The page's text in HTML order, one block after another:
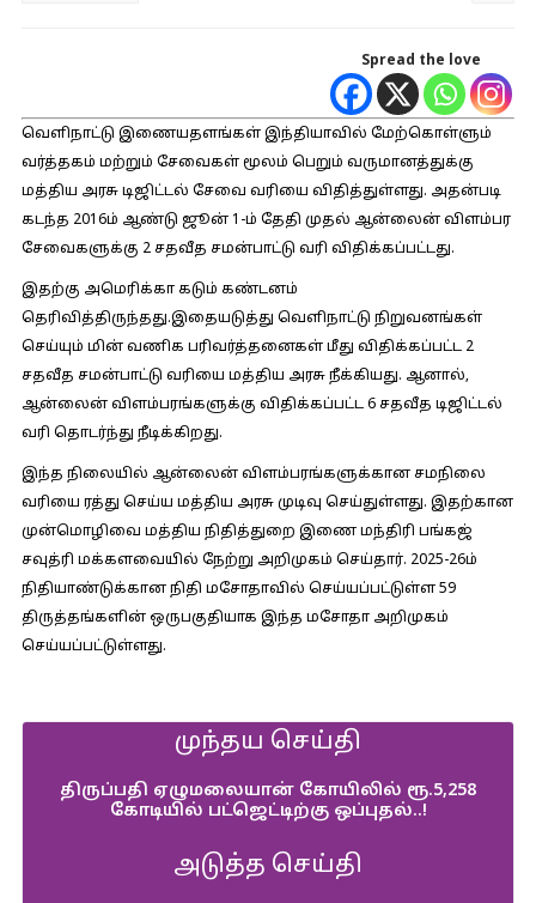
Spread the love
வௌிநாட்டு இணையதளங்கள் இந்தியாவில் மேற்கொள்ளும்
வர்த்தகம் மற்றும் சேவைகள் மூலம் பெறும் வருமானத்துக்கு
மத்திய அரசு டிஜிட்டல் சேவை வரியை விதித்துள்ளது. அதன்படி
கடந்த 2016ம் ஆண்டு ஜூன் 1-ம் தேதி முதல் ஆன்லைன் விளம்பர
சேவைகளுக்கு 2 சதவீத சமன்பாட்டு வரி விதிக்கப்பட்டது.
இதற்கு அமெரிக்கா கடும் கண்டனம்
தெரிவித்திருந்தது.இதையடுத்து வௌிநாட்டு நிறுவனங்கள்
செய்யும் மின் வணிக பரிவர்த்தனைகள் மீது விதிக்கப்பட்ட 2
சதவீத சமன்பாட்டு வரியை மத்திய அரசு நீக்கியது. ஆனால்,
ஆன்லைன் விளம்பரங்களுக்கு விதிக்கப்பட்ட 6 சதவீத டிஜிட்டல்
வரி தொடர்ந்து நீடிக்கிறது.
இந்த நிலையில் ஆன்லைன் விளம்பரங்களுக்கான சமநிலை
வரியை ரத்து செய்ய மத்திய அரசு முடிவு செய்துள்ளது. இதற்கான
முன்மொழிவை மத்திய நிதித்துறை இணை மந்திரி பங்கஜ்
சவுத்ரி மக்களவையில் நேற்று அறிமுகம் செய்தார். 2025-26ம்
நிதியாண்டுக்கான நிதி மசோதாவில் செய்யப்பட்டுள்ள 59
திருத்தங்களின் ஒருபகுதியாக இந்த மசோதா அறிமுகம்
செய்யப்பட்டுள்ளது.
முந்தய செய்தி
திருப்பதி ஏழுமலையான் கோயிலில் ரூ.5,258
கோடியில் பட்ஜெட்டிற்கு ஒப்புதல்..!
அடுத்த செய்தி